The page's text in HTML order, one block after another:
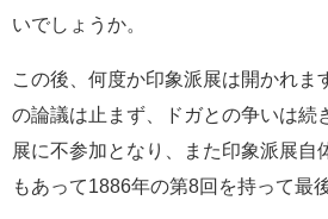
いでしょうか。
この後、何度か印象派展は開かれま
の論議は止まず、ドガとの争いは続
展に不参加となり、また印象派展自
もあって1886年の第8回を持って最